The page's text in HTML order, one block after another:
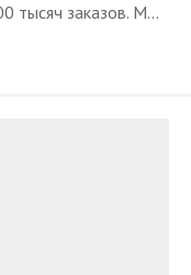
тысяч заказов. М...